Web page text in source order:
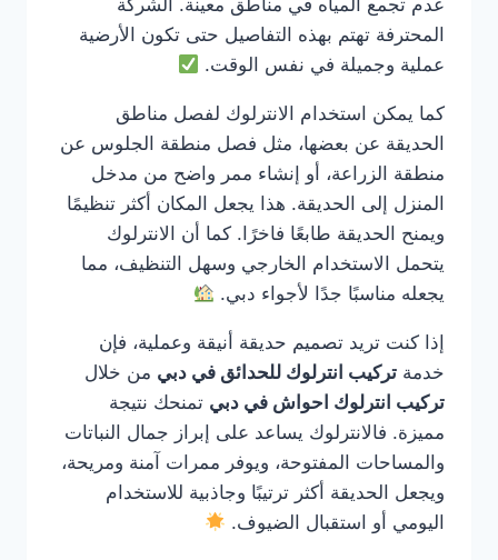
عدم تجمع المياه في مناطق معينة. الشركة
المحترفة تهتم بهذه التفاصيل حتى تكون الأرضية
عملية وجميلة في نفس الوقت.
كما يمكن استخدام الانترلوك لفصل مناطق
الحديقة عن بعضها، مثل فصل منطقة الجلوس عن
منطقة الزراعة، أو إنشاء ممر واضح من مدخل
المنزل إلى الحديقة. هذا يجعل المكان أكثر تنظيمًا
ويمنح الحديقة طابعًا فاخرًا. كما أن الانترلوك
يتحمل الاستخدام الخارجي وسهل التنظيف، مما
يجعله مناسبًا جدًا لأجواء دبي.
إذا كنت تريد تصميم حديقة أنيقة وعملية، فإن
خدمة تركيب انترلوك للحدائق في دبي من خلال
تركيب انترلوك احواش في دبي تمنحك نتيجة
مميزة. فالانترلوك يساعد على إبراز جمال النباتات
والمساحات المفتوحة، ويوفر ممرات آمنة ومريحة،
ويجعل الحديقة أكثر ترتيبًا وجاذبية للاستخدام
اليومي أو استقبال الضيوف.